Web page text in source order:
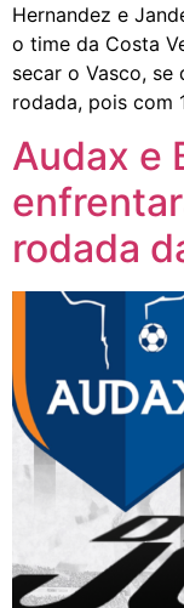
Hernandez e
o time da Costa
secar o Vasco, se
rodada, pois com
Audax e
rodada